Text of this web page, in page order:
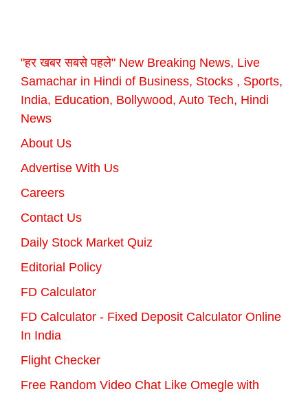
"हर खबर सबसे पहले" New Breaking News, Live
Samachar in Hindi of Business, Stocks , Sports,
India, Education, Bollywood, Auto Tech, Hindi
News
About Us
Advertise With Us
Careers
Contact Us
Daily Stock Market Quiz
Editorial Policy
FD Calculator
FD Calculator - Fixed Deposit Calculator Online
In India
Flight Checker
Free Random Video Chat Like Omegle with